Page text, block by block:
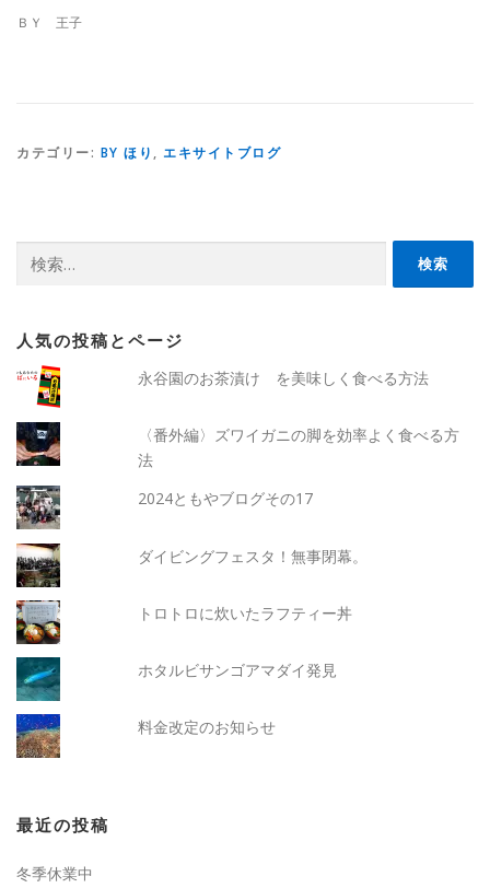
ＢＹ 王子
カテゴリー: BY ほり , エキサイトブログ
索:
人気の投稿とページ
永谷園のお茶漬け を美味しく食べる方法
〈番外編〉ズワイガニの脚を効率よく食べる方
法
2024ともやブログその17
ダイビングフェスタ！無事閉幕。
トロトロに炊いたラフティー丼
ホタルビサンゴアマダイ発見
料金改定のお知らせ
最近の投稿
冬季休業中